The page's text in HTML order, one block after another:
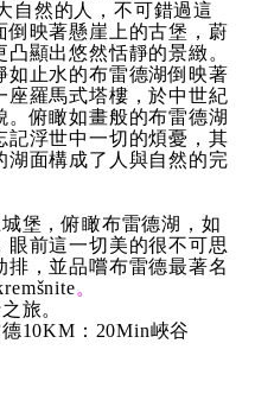
自然的人，不可錯過這
倒映著懸崖上的古堡，蔚
顯出悠然恬靜的景緻。
如止水的布雷德湖倒映著
座羅馬式塔樓，於中世紀
俯瞰如畫般的布雷德湖
記浮世中一切的煩憂，其
湖面構成了人與自然的完
堡，俯瞰布雷德湖，如
前這一切美的很不可思
，並品嚐布雷德最著名
。
旅。
10KM：20Min峽谷